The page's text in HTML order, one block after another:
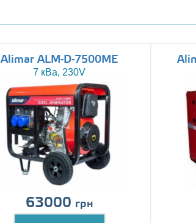
Alimar ALM-D-7500ME
7 кВа, 230V
63000 грн